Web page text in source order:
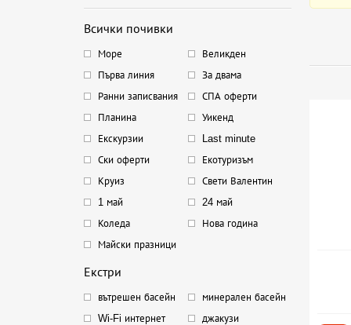
Всички почивки
Море
Великден
Първа линия
За двама
Ранни записвания
СПА оферти
Планина
Уикенд
Екскурзии
Last minute
Ски оферти
Екотуризъм
Круиз
Свети Валентин
1 май
24 май
Коледа
Нова година
Майски празници
Екстри
вътрешен басейн
минерален басейн
Wi-Fi интернет
джакузи